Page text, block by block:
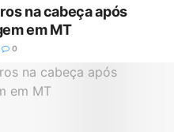
na cabeça após
em MT
0